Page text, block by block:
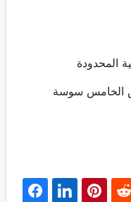
المحدودة
الخامس سوسة